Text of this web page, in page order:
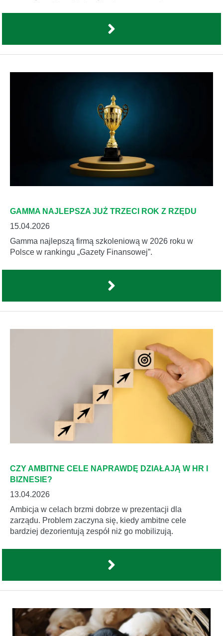
GAMMA NAJLEPSZA JUŻ TRZECI ROK Z RZĘDU
15.04.2026
Gamma najlepszą firmą szkoleniową w 2026 roku w
Polsce w rankingu „Gazety Finansowej”.
CZY AMBITNE CELE NAPRAWDĘ DZIAŁAJĄ W HR I
BIZNESIE?
13.04.2026
Ambicja w celach brzmi dobrze w prezentacji dla
zarządu. Problem zaczyna się, kiedy ambitne cele
bardziej dezorientują zespół niż go mobilizują.